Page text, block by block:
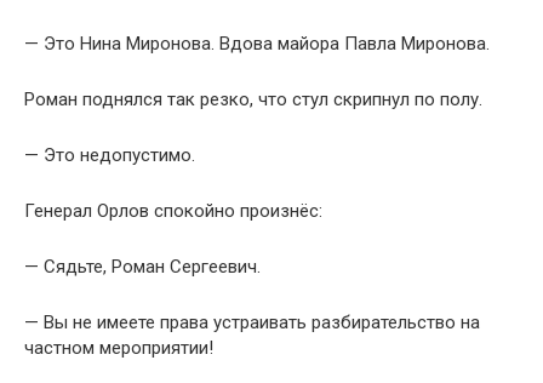
— Это Нина Миронова. Вдова майора Павла Миронова.
Роман поднялся так резко, что стул скрипнул по полу.
— Это недопустимо.
Генерал Орлов спокойно произнёс:
— Сядьте, Роман Сергеевич.
— Вы не имеете права устраивать разбирательство на
частном мероприятии!